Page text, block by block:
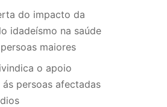
do impacto da
idadeísmo na saúde
maiores
o apoio
persoas afectadas